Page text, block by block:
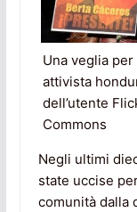
Una veglia
attivista
dell’utente
Commons
Negli ultimi
state uccise
comunità dalla